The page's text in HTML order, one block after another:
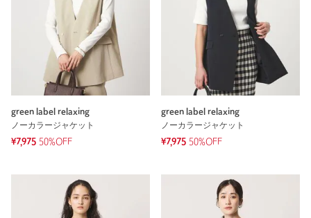
green label relaxing
ノーカラージャケット
¥7,975 50%OFF
green label relaxing
ノーカラージャケット
¥7,975 50%OFF